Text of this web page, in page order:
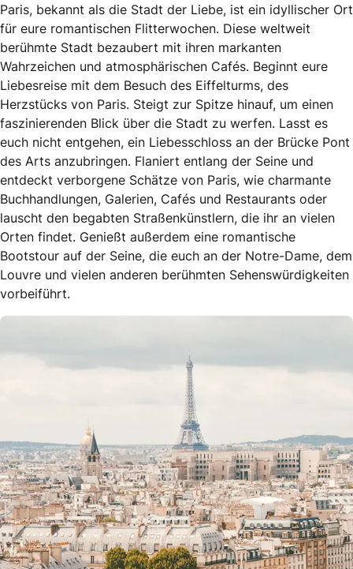
Paris, bekannt als die Stadt der Liebe, ist ein idyllischer Ort
für eure romantischen Flitterwochen. Diese weltweit
berühmte Stadt bezaubert mit ihren markanten
Wahrzeichen und atmosphärischen Cafés. Beginnt eure
Liebesreise mit dem Besuch des Eiffelturms, des
Herzstücks von Paris. Steigt zur Spitze hinauf, um einen
faszinierenden Blick über die Stadt zu werfen. Lasst es
euch nicht entgehen, ein Liebesschloss an der Brücke Pont
des Arts anzubringen. Flaniert entlang der Seine und
entdeckt verborgene Schätze von Paris, wie charmante
Buchhandlungen, Galerien, Cafés und Restaurants oder
lauscht den begabten Straßenkünstlern, die ihr an vielen
Orten findet. Genießt außerdem eine romantische
Bootstour auf der Seine, die euch an der Notre-Dame, dem
Louvre und vielen anderen berühmten Sehenswürdigkeiten
vorbeiführt.